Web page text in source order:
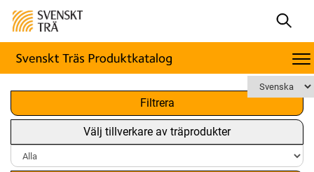
Filtrera
Välj tillverkare av träprodukter
x